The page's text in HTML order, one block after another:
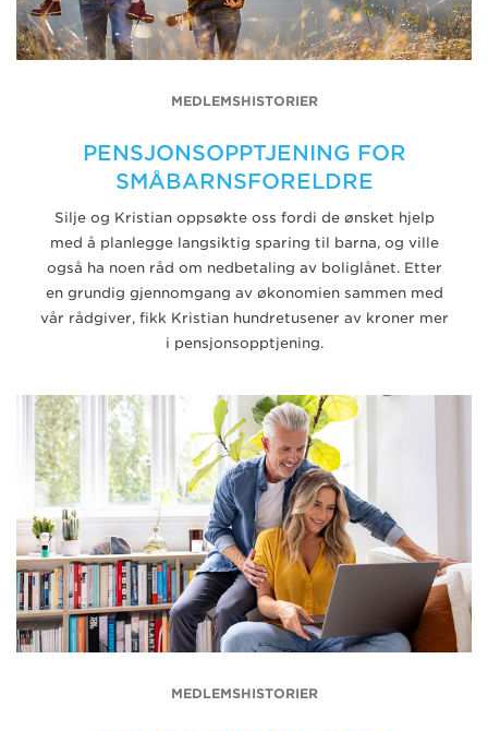
MEDLEMSHISTORIER
PENSJONSOPPTJENING FOR
SMÅBARNSFORELDRE
Silje og Kristian oppsøkte oss fordi de ønsket hjelp
med å planlegge langsiktig sparing til barna, og ville
også ha noen råd om nedbetaling av boliglånet. Etter
en grundig gjennomgang av økonomien sammen med
vår rådgiver, fikk Kristian hundretusener av kroner mer
i pensjonsopptjening.
MEDLEMSHISTORIER